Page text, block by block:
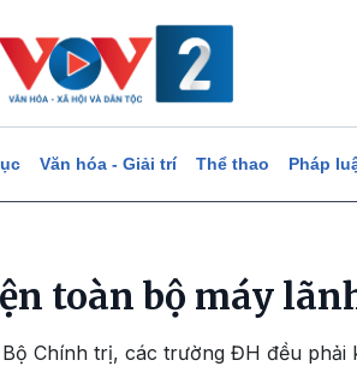
Văn hóa - Giải trí Thể thao Pháp
toàn bộ máy
Chính trị, các trường ĐH đều